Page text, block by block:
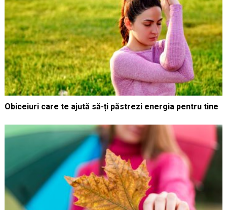
Obiceiuri care te ajută să-ți păstrezi energia pentru tine